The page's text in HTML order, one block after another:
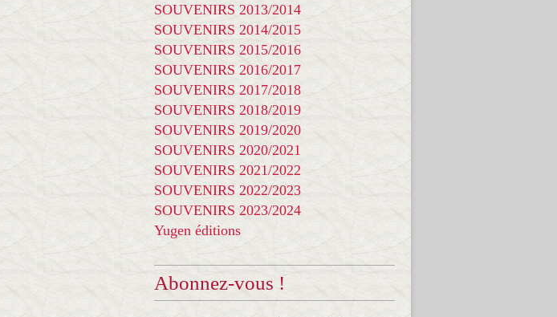
SOUVENIRS 2013/2014
SOUVENIRS 2014/2015
SOUVENIRS 2015/2016
SOUVENIRS 2016/2017
SOUVENIRS 2017/2018
SOUVENIRS 2018/2019
SOUVENIRS 2019/2020
SOUVENIRS 2020/2021
SOUVENIRS 2021/2022
SOUVENIRS 2022/2023
SOUVENIRS 2023/2024
Yugen éditions
Abonnez-vous !